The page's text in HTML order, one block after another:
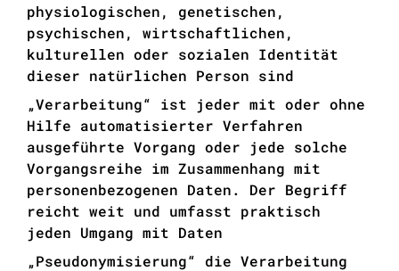
physiologischen, genetischen,
psychischen, wirtschaftlichen,
kulturellen oder sozialen Identität
dieser natürlichen Person sind
„Verarbeitung“ ist jeder mit oder ohne
Hilfe automatisierter Verfahren
ausgeführte Vorgang oder jede solche
Vorgangsreihe im Zusammenhang mit
personenbezogenen Daten. Der Begriff
reicht weit und umfasst praktisch
jeden Umgang mit Daten
„Pseudonymisierung“ die Verarbeitung